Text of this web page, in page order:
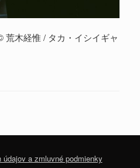
荒木経惟 / タカ・イシイギャ
a zmluvné podmienky